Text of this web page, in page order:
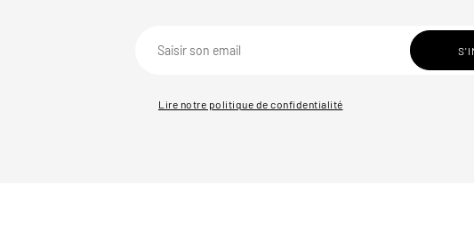
Lire notre politique de confidentialité